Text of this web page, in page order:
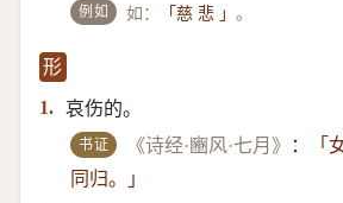
例如 如： 「慈 悲 」。
形
1. 哀伤的。
书证 《诗经·豳风·七月》 ：
「
同归。」